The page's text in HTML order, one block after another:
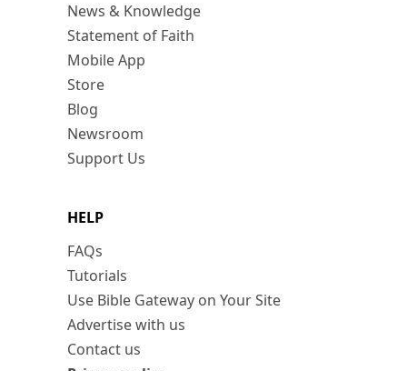
News & Knowledge
Statement of Faith
Mobile App
Store
Blog
Newsroom
Support Us
HELP
FAQs
Tutorials
Use Bible Gateway on Your Site
Advertise with us
Contact us